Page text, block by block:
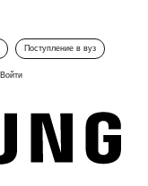
Поступление в вуз
Войти